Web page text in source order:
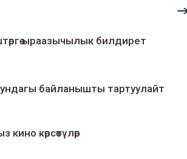
ыраазычылык билдирет
байланышты тартуулайт
көрсөтүлөр